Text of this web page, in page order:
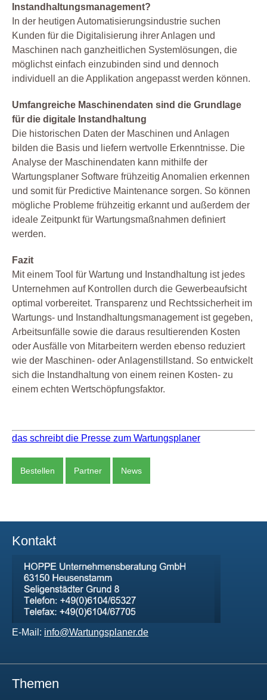
Instandhaltungsmanagement?
In der heutigen Automatisierungsindustrie suchen
Kunden für die Digitalisierung ihrer Anlagen und
Maschinen nach ganzheitlichen Systemlösungen, die
möglichst einfach einzubinden sind und dennoch
individuell an die Applikation angepasst werden können.
Umfangreiche Maschinendaten sind die Grundlage
für die digitale Instandhaltung
Die historischen Daten der Maschinen und Anlagen
bilden die Basis und liefern wertvolle Erkenntnisse. Die
Analyse der Maschinendaten kann mithilfe der
Wartungsplaner Software frühzeitig Anomalien erkennen
und somit für Predictive Maintenance sorgen. So können
mögliche Probleme frühzeitig erkannt und außerdem der
ideale Zeitpunkt für Wartungsmaßnahmen definiert
werden.
Fazit
Mit einem Tool für Wartung und Instandhaltung ist jedes
Unternehmen auf Kontrollen durch die Gewerbeaufsicht
optimal vorbereitet. Transparenz und Rechtssicherheit im
Wartungs- und Instandhaltungsmanagement ist gegeben,
Arbeitsunfälle sowie die daraus resultierenden Kosten
oder Ausfälle von Mitarbeitern werden ebenso reduziert
wie der Maschinen- oder Anlagenstillstand. So entwickelt
sich die Instandhaltung von einem reinen Kosten- zu
einem echten Wertschöpfungsfaktor.
das schreibt die Presse zum Wartungsplaner
Bestellen Partner News
Kontakt
E-Mail: info@Wartungsplaner.de
Themen